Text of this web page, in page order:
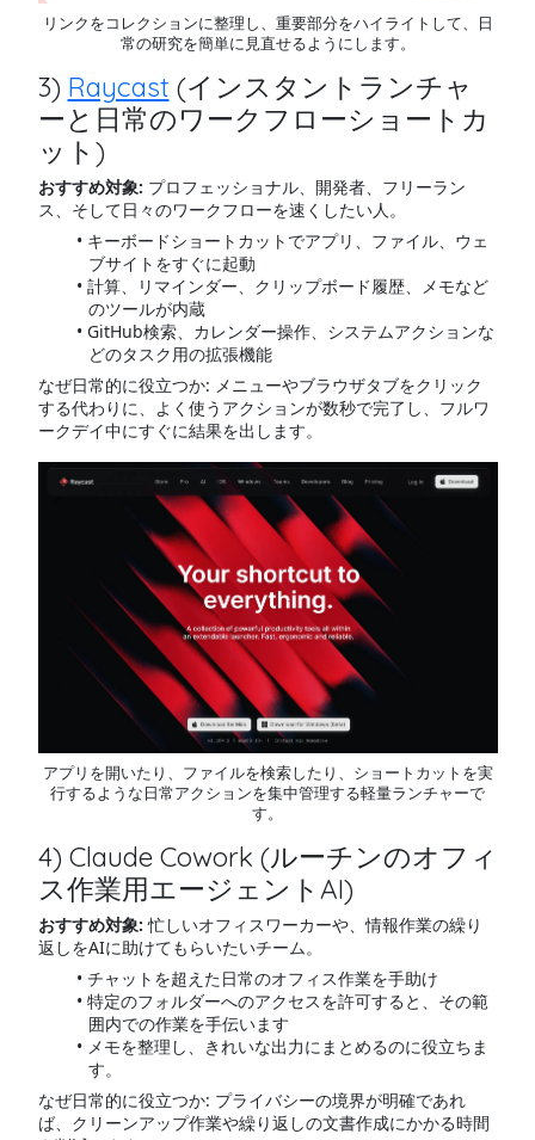
リンクをコレクションに整理し、重要部分をハイライトして、日
常の研究を簡単に見直せるようにします。
3) Raycast (インスタントランチャ
ーと日常のワークフローショートカ
ット)
おすすめ対象: プロフェッショナル、開発者、フリーラン
ス、そして日々のワークフローを速くしたい人。
キーボードショートカットでアプリ、ファイル、ウェ
ブサイトをすぐに起動
計算、リマインダー、クリップボード履歴、メモなど
のツールが内蔵
GitHub検索、カレンダー操作、システムアクションな
どのタスク用の拡張機能
なぜ日常的に役立つか: メニューやブラウザタブをクリック
する代わりに、よく使うアクションが数秒で完了し、フルワ
ークデイ中にすぐに結果を出します。
アプリを開いたり、ファイルを検索したり、ショートカットを実
行するような日常アクションを集中管理する軽量ランチャーで
す。
4) Claude Cowork (ルーチンのオフィ
ス作業用エージェントAI)
おすすめ対象: 忙しいオフィスワーカーや、情報作業の繰り
返しをAIに助けてもらいたいチーム。
チャットを超えた日常のオフィス作業を手助け
特定のフォルダーへのアクセスを許可すると、その範
囲内での作業を手伝います
メモを整理し、きれいな出力にまとめるのに役立ちま
す。
なぜ日常的に役立つか: プライバシーの境界が明確であれ
ば、クリーンアップ作業や繰り返しの文書作成にかかる時間